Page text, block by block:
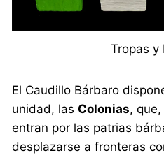
Tropas y
El Caudillo Bárbaro
unidad, lasColonias,
entran por las patrias
desplazarse a fronteras